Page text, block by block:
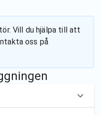
Vill du hjälpa till att
oss på